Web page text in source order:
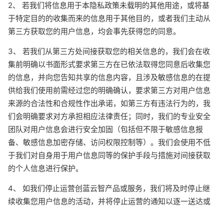
2、 若我们将信息用于本隐私政策未载明的其他用途，或将基
于特定目的的收集而来的信息用于其他目的，或者我们主动从
第三方获取您的用户信息，均会事先获得您的同意。
3、 若我们从第三方处间接获取您的相关信息的，我们会在收
集前明确以书面形式要求第三方在已依法取得您同意后收集您
的信息，并向您告知共享的信息内容，且涉及敏感信息的在提
供给我们使用前需经过您的明确确认，要求第三方对用户信息
来源的合法性和合规性作出承诺，如第三方有违法行为的，我
们会明确要求对方承担相应法律责任；同时，我们的专业安全
团队对用户信息会进行安全加固（包括但不限于敏感信息报
备、敏感信息加密存储、访问权限控制等）。我们会使用不低
于我们对自身用于用户信息同等的保护手段与措施对间接获取
的个人信息进行保护。
4、 如我们停止运营创蓝云智产品或服务，我们将及时停止继
续收集您用户信息的活动，并将停止运营的通知以逐一送达或